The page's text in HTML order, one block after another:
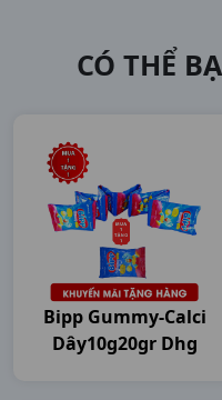
CÓ THỂ
Bipp Gummy-Calci
Dây10g20gr Dhg